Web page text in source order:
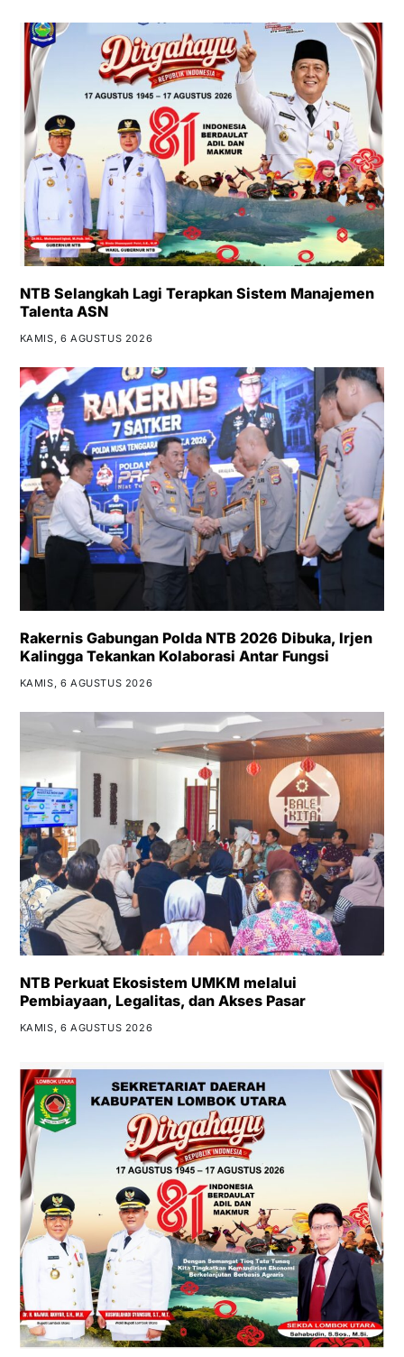
NTB Selangkah Lagi Terapkan Sistem Manajemen
Talenta ASN
KAMIS, 6 AGUSTUS 2026
Rakernis Gabungan Polda NTB 2026 Dibuka, Irjen
Kalingga Tekankan Kolaborasi Antar Fungsi
KAMIS, 6 AGUSTUS 2026
NTB Perkuat Ekosistem UMKM melalui
Pembiayaan, Legalitas, dan Akses Pasar
KAMIS, 6 AGUSTUS 2026